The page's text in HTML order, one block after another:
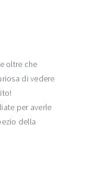
oltre che
di vedere
per averle
della